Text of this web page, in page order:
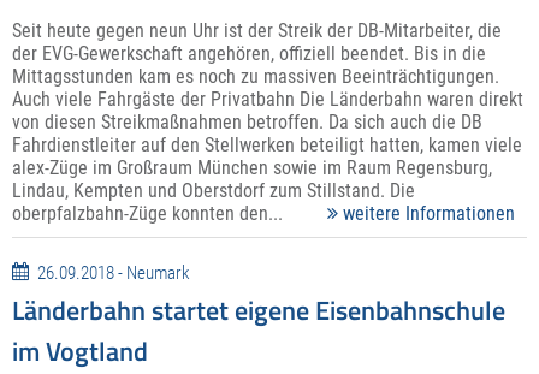
Seit heute gegen neun Uhr ist der Streik der DB-Mitarbeiter, die
der EVG-Gewerkschaft angehören, offiziell beendet. Bis in die
Mittagsstunden kam es noch zu massiven Beeinträchtigungen.
Auch viele Fahrgäste der Privatbahn Die Länderbahn waren direkt
von diesen Streikmaßnahmen betroffen. Da sich auch die DB
Fahrdienstleiter auf den Stellwerken beteiligt hatten, kamen viele
alex-Züge im Großraum München sowie im Raum Regensburg,
Lindau, Kempten und Oberstdorf zum Stillstand. Die
oberpfalzbahn-Züge konnten den...
weitere Informationen
26.09.2018 - Neumark
Länderbahn startet eigene Eisenbahnschule
im Vogtland